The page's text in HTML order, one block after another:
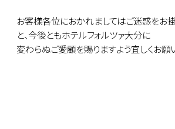
お客様各位におかれましてはご迷惑をお
と、今後ともホテルフォルツァ大分に
変わらぬご愛顧を賜りますよう宜しくお願